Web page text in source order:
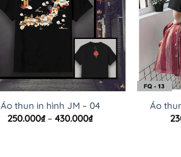
Áo thun in hình JM – 04
250.000₫ – 430.000₫Khoảng
Áo